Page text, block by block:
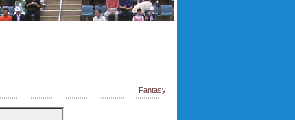
Fantasy